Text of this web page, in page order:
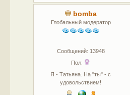
bomba
Глобальный модератор
Сообщений: 13948
Пол:
Я - Татьяна. На "ты" - с
удовольствием!